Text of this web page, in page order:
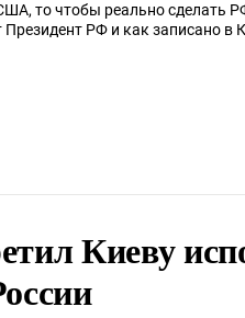
то чтобы реально сделать
РФ и как записано в
не *** это делать, а ФАС
Киеву